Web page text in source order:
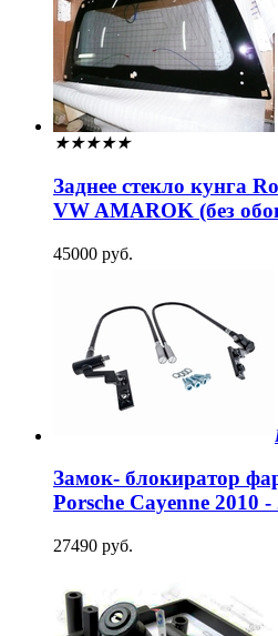
★★★★★
Заднее стекло кунга
VW AMAROK (без
45000 руб.
Замок- блокиратор
Porsche Cayenne 2010 -
27490 руб.